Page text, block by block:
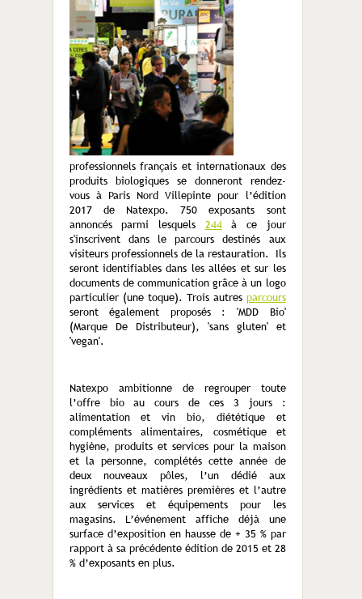
professionnels français et internationaux des
produits biologiques se donneront rendez-
vous à Paris Nord Villepinte pour l’édition
2017 de Natexpo. 750 exposants sont
annoncés parmi lesquels 244à ce jour
s'inscrivent dans le parcours destinés aux
visiteurs professionnels de la restauration. Ils
seront identifiables dans les allées et sur les
documents de communication grâce à un logo
particulier (une toque). Trois autres parcours
seront également proposés : 'MDD Bio'
(Marque De Distributeur), 'sans gluten' et
'vegan'.
Natexpo ambitionne de regrouper toute
l’offre bio au cours de ces 3 jours :
alimentation et vin bio, diététique et
compléments alimentaires, cosmétique et
hygiène, produits et services pour la maison
et la personne, complétés cette année de
deux nouveaux pôles, l’un dédié aux
ingrédients et matières premières et l’autre
aux services et équipements pour les
magasins. L’événement affiche déjà une
surface d’exposition en hausse de + 35 % par
rapport à sa précédente édition de 2015 et 28
% d’exposants en plus.